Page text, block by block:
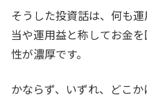
て、消費
株式会社
２号プラ
消費者庁は
に高額の収
そうした投資話は、何も
当や運用益と称してお金
性が濃厚です。
かならず、いずれ、どこか